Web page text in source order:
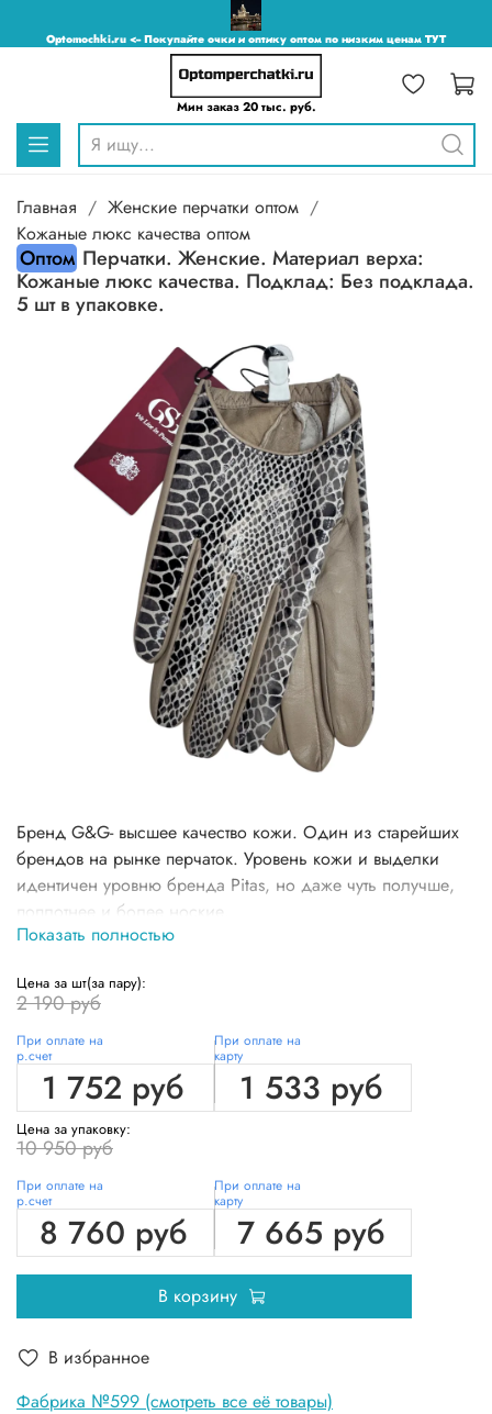
Optomochki.ru <-- Покупайте очки и оптику оптом по низким ценам ТУТ
Мин заказ 20 тыс. руб.
Главная
Женские перчатки оптом
Кожаные люкс качества оптом
Оптом Перчатки. Женские. Материал верха:
Кожаные люкс качества. Подклад: Без подклада.
5 шт в упаковке.
Фабрика №599 (смотреть все её товары)
Бренд G&G- высшее качество кожи. Один из старейших
брендов на рынке перчаток. Уровень кожи и выделки
идентичен уровню бренда Pitas, но даже чуть получше,
поплотнее и более ноские.
В розницу данный бренд продается от 4 до 6 тыс руб.
Показать полностью
Цена за шт(за пару):
2 190 руб
При оплате на
р.счет
1 752 руб
При оплате на
карту
1 533 руб
Цена за упаковку:
10 950 руб
При оплате на
р.счет
8 760 руб
При оплате на
карту
7 665 руб
В корзину
В избранное